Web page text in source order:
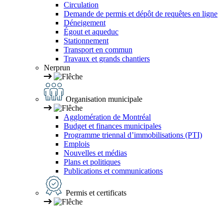
Circulation
Demande de permis et dépôt de requêtes en ligne
Déneigement
Égout et aqueduc
Stationnement
Transport en commun
Travaux et grands chantiers
Nerprun
Organisation municipale
Agglomération de Montréal
Budget et finances municipales
Programme triennal d’immobilisations (PTI)
Emplois
Nouvelles et médias
Plans et politiques
Publications et communications
Permis et certificats